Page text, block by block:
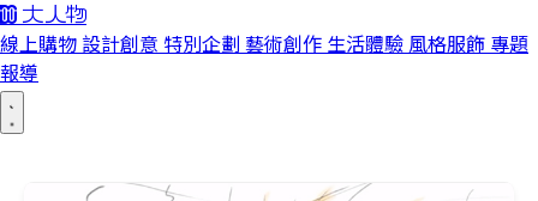
線上購物 設計創意 特別企劃 藝術創作 生活體驗 風格服飾 專題
報導